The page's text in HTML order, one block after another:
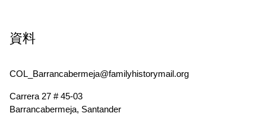
資料
COL_Barrancabermeja@familyhistorymail.org
Carrera 27 # 45-03
Barrancabermeja, Santander